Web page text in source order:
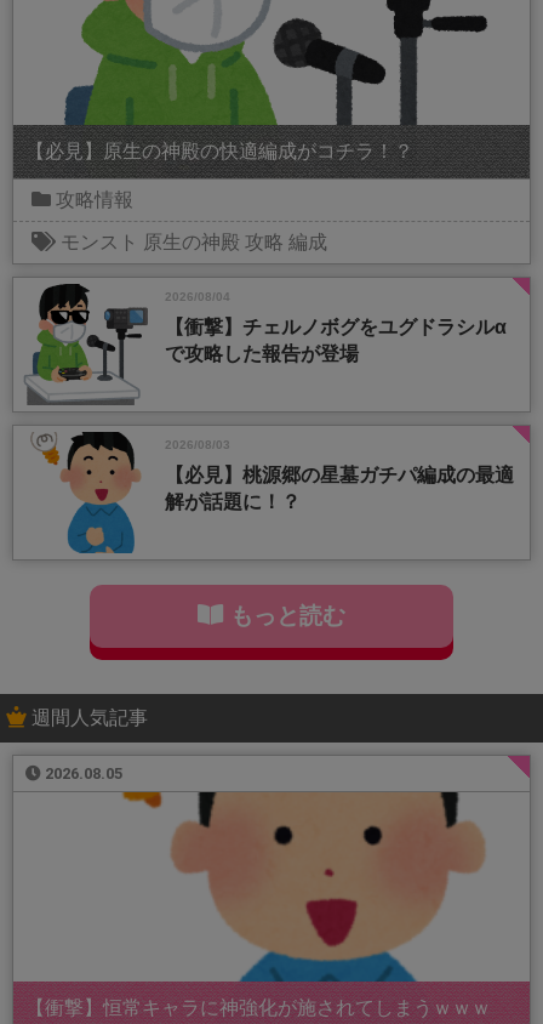
【必見】原生の神殿の快適編成がコチラ！？
攻略情報
モンスト 原生の神殿 攻略 編成
2026/08/04
【衝撃】チェルノボグをユグドラシルα
で攻略した報告が登場
2026/08/03
【必見】桃源郷の星墓ガチパ編成の最適
解が話題に！？
もっと読む
週間人気記事
2026.08.05
【衝撃】恒常キャラに神強化が施されてしまうｗｗｗ